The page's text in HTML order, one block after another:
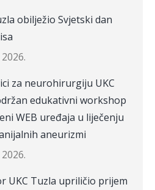
obilježio Svjetski dan
za neurohirurgiju UKC
edukativni workshop
WEB uređaja u liječenju
aneurizmi
UKC Tuzla upriličio prijem